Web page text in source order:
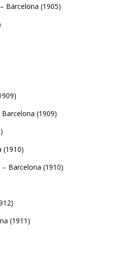
Barcelona (1905)
(1909)
(1910)
Barcelona (1910)
(1911)